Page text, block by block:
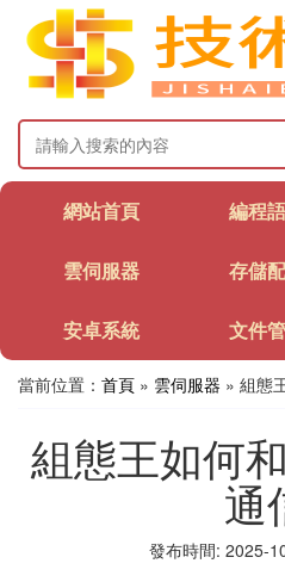
網站首頁 編程
雲伺服器 存儲
安卓系統 文件
當前位置： 首頁 » 雲伺服器 » 組態
組態王如何
通
發布時間: 2025-